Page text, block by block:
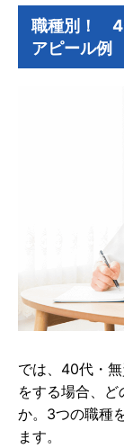
職種別！
アピール例
では、40代・
をする場合、
か。3つの職種
ます。